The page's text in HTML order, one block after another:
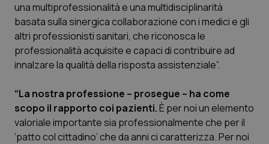
una multiprofessionalità e una multidisciplinarità
basata sulla sinergica collaborazione con i medici e gli
altri professionisti sanitari, che riconosca le
professionalità acquisite e capaci di contribuire ad
innalzare la qualità della risposta assistenziale”.
“La nostra professione – prosegue – ha come
scopo il rapporto coi pazienti.È per noi un elemento
valoriale importante sia professionalmente che per il
‘patto col cittadino’ che da anni ci caratterizza. Per noi